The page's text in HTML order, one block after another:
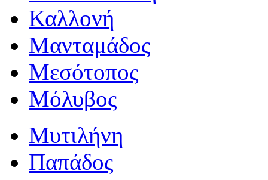
Καλλονή
Μανταμάδος
Μεσότοπος
Μόλυβος
Μυτιλήνη
Παπάδος